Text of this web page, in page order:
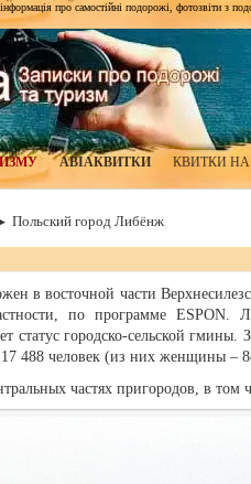
про самостійні подорожі, фотозвіти з
АВІАКВИТКИ КВИТКИ
Польский город Либёнж
в восточной части
по программе
статус городско-сельской
17 488 человек (из них женщины –
частях пригородов, в том